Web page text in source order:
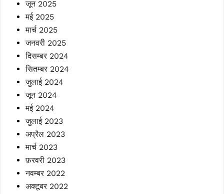
जून 2025
मई 2025
मार्च 2025
जनवरी 2025
दिसम्बर 2024
सितम्बर 2024
जुलाई 2024
जून 2024
मई 2024
जुलाई 2023
अप्रैल 2023
मार्च 2023
फ़रवरी 2023
नवम्बर 2022
अक्टूबर 2022